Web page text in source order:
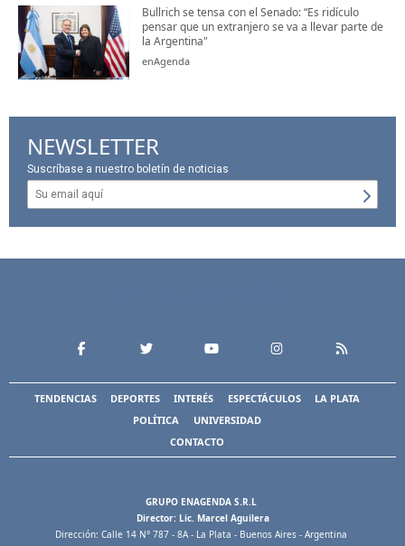
Bullrich se tensa con el Senado: “Es ridículo
pensar que un extranjero se va a llevar parte de
la Argentina"
enAgenda
NEWSLETTER
Suscríbase a nuestro boletín de noticias
TENDENCIAS DEPORTES INTERÉS ESPECTÁCULOS
LA PLATA
POLÍTICA
UNIVERSIDAD
CONTACTO
GRUPO ENAGENDA S.R.L
Director: Lic. Marcel Aguilera
Dirección: Calle 14 N° 787 - 8A - La Plata - Buenos Aires - Argentina